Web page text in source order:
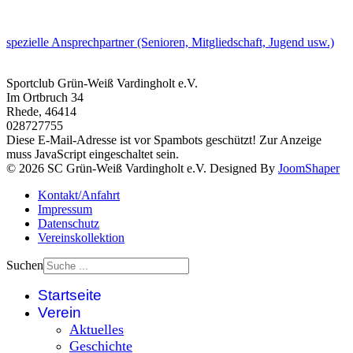
spezielle Ansprechpartner (Senioren, Mitgliedschaft, Jugend usw.)
Sportclub Grün-Weiß Vardingholt e.V.
Im Ortbruch 34
Rhede, 46414
028727755
Diese E-Mail-Adresse ist vor Spambots geschützt! Zur Anzeige
muss JavaScript eingeschaltet sein.
© 2026 SC Grün-Weiß Vardingholt e.V. Designed By JoomShaper
Kontakt/Anfahrt
Impressum
Datenschutz
Vereinskollektion
Suchen
Startseite
Verein
Aktuelles
Geschichte